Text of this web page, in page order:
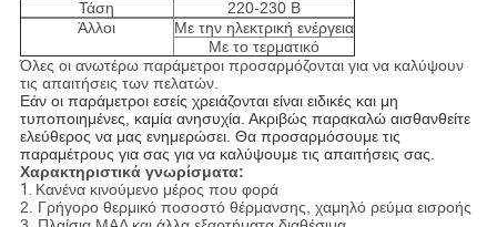
Τάση
220-230 Β
Άλλοι
Με την ηλεκτρική ενέργεια
Με το τερματικό
Όλες οι ανωτέρω παράμετροι προσαρμόζονται για να καλύψουν
τις απαιτήσεις των πελατών.
Εάν οι παράμετροι εσείς χρειάζονται είναι ειδικές και μη
τυποποιημένες, καμία ανησυχία. Ακριβώς παρακαλώ αισθανθείτε
ελεύθερος να μας ενημερώσει. Θα προσαρμόσουμε τις
παραμέτρους για σας για να καλύψουμε τις απαιτήσεις σας.
Χαρακτηριστικά γνωρίσματα:
1. Κανένα κινούμενο μέρος που φορά
2. Γρήγορο θερμικό ποσοστό θέρμανσης, χαμηλό ρεύμα εισροής